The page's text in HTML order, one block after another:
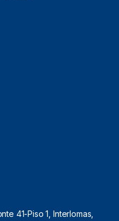
41-Piso 1, Interlomas,